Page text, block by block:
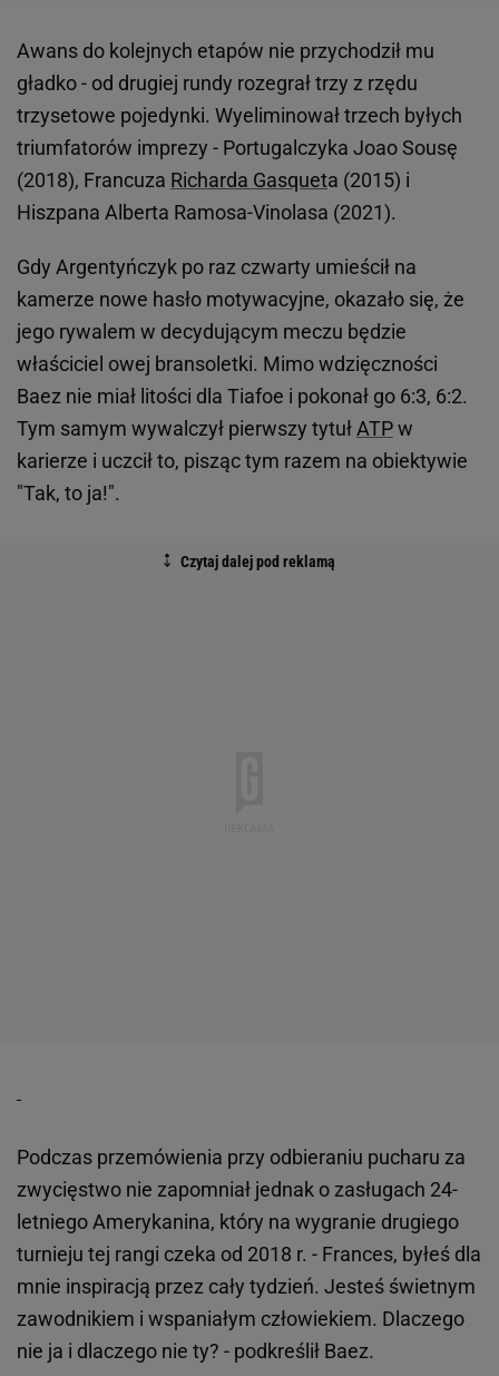
Awans do kolejnych etapów nie przychodził mu
gładko - od drugiej rundy rozegrał trzy z rzędu
trzysetowe pojedynki. Wyeliminował trzech byłych
triumfatorów imprezy - Portugalczyka Joao Sousę
(2018), Francuza Richarda Gasqueta (2015) i
Hiszpana Alberta Ramosa-Vinolasa (2021).
Gdy Argentyńczyk po raz czwarty umieścił na
kamerze nowe hasło motywacyjne, okazało się, że
jego rywalem w decydującym meczu będzie
właściciel owej bransoletki. Mimo wdzięczności
Baez nie miał litości dla Tiafoe i pokonał go 6:3, 6:2.
Tym samym wywalczył pierwszy tytuł ATPw
karierze i uczcił to, pisząc tym razem na obiektywie
"Tak, to ja!".
Podczas przemówienia przy odbieraniu pucharu za
zwycięstwo nie zapomniał jednak o zasługach 24-
letniego Amerykanina, który na wygranie drugiego
turnieju tej rangi czeka od 2018 r. - Frances, byłeś dla
mnie inspiracją przez cały tydzień. Jesteś świetnym
zawodnikiem i wspaniałym człowiekiem. Dlaczego
nie ja i dlaczego nie ty? - podkreślił Baez.